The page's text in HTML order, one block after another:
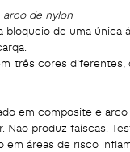
arco de nylon
bloqueio de uma única
três cores diferentes,
em composite e arco
Não produz faíscas.
em áreas de risco